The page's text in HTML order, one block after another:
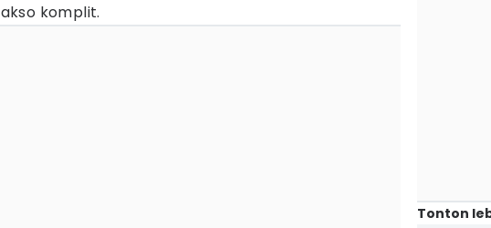
komplit.
Tonton